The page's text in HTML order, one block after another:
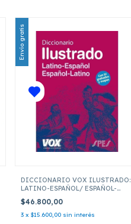
Envío gratis
DICCIONARIO VOX ILUSTRADO:
LATINO-ESPAÑOL/ ESPAÑOL-
$46.800,00
3 x $15.600,00 sin interés